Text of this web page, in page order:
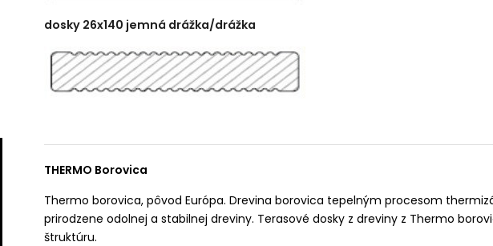
dosky 26x140 jemná drážka/drážka
THERMO Borovica
Thermo borovica, pôvod Európa. Drevina borovica tepelným procesom
prirodzene odolnej a stabilnej dreviny. Terasové dosky z dreviny z Thermo
štruktúru.